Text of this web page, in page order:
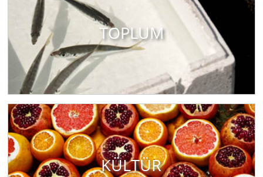
TOPLUM
KÜLTÜR